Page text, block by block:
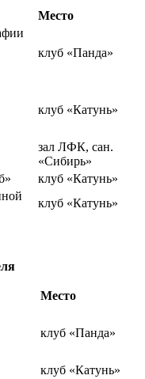
Место
клуб «Панда»
клуб «Катунь»
зал ЛФК, сан.
«Сибирь»
клуб «Катунь»
клуб «Катунь»
Место
клуб «Панда»
клуб «Катунь»